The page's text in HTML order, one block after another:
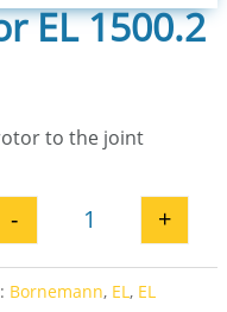
EL 1500.2
to the joint
Mounting kit
- +
Bornemann, EL, EL